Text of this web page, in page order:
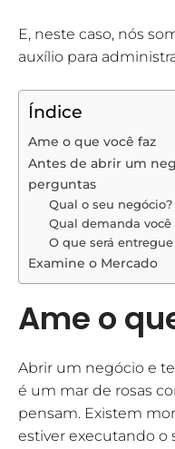
E, neste caso, nós
auxílio para
Índice
Ame o que você faz
Antes de abrir um
perguntas
Qual o seu negócio?
Qual demanda você
O que será
Examine o Mercado
Ame o
Abrir um negócio e
é um mar de rosas
pensam. Existem
estiver executando o